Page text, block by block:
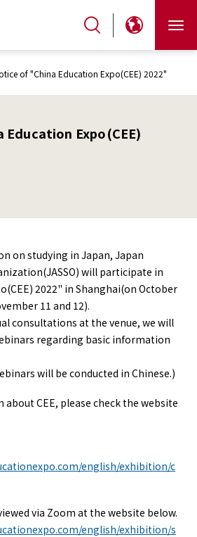
of "China Education Expo(CEE) 2022"
Expo(CEE)
on studying in Japan, Japan
will participate in
2022" in Shanghai(on October
11 and 12).
consultations at the venue, we will
regarding basic information
will be conducted in Chinese.)
CEE, please check the website
english/exhibition/c
via Zoom at the website below.
english/exhibition/s